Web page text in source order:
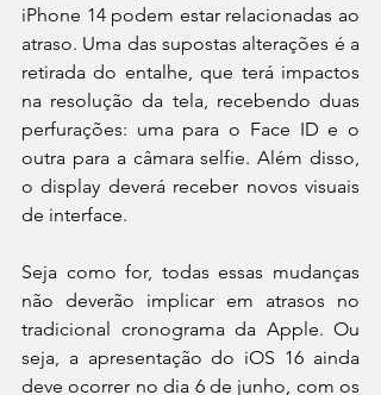
iPhone 14 podem estar relacionadas ao
atraso. Uma das supostas alterações é a
retirada do entalhe, que terá impactos
na resolução da tela, recebendo duas
perfurações: uma para o Face ID e o
outra para a câmara selfie. Além disso,
o display deverá receber novos visuais
de interface.
Seja como for, todas essas mudanças
não deverão implicar em atrasos no
tradicional cronograma da Apple. Ou
seja, a apresentação do iOS 16 ainda
deve ocorrer no dia 6 de junho, com os